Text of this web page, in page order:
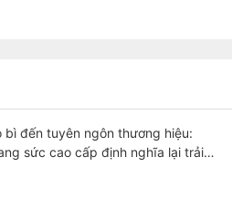
bì đến tuyên ngôn thương hiệu:
sức cao cấp định nghĩa lại trải